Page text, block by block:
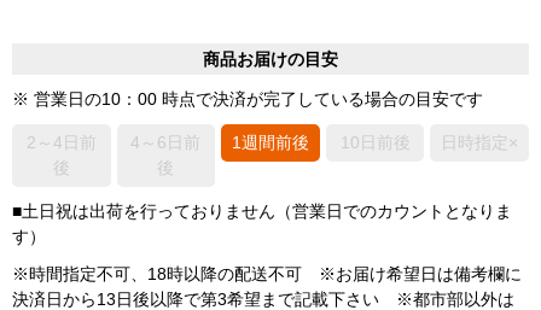
商品お届けの目安
※ 営業日の10：00 時点で決済が完了している場合の目安です
2～4日前
後
4～6日前
後
1週間前後 10日前後 日時指定×
■土日祝は出荷を行っておりません（営業日でのカウントとなりま
す）
※時間指定不可、18時以降の配送不可 ※お届け希望日は備考欄に
決済日から13日後以降で第3希望まで記載下さい ※都市部以外は